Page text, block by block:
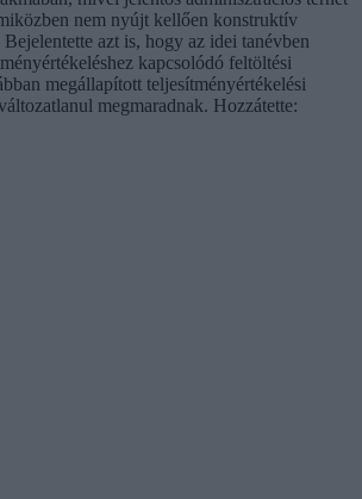
nem nyújt kellően konstruktív
azt is, hogy az idei tanévben
kapcsolódó feltöltési
megállapított teljesítményértékelési
megmaradnak. Hozzátette: